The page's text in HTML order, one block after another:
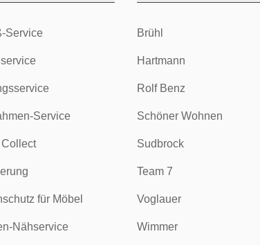
Service
Service
für Möbel
Nähservice
Brühl
Hartmann
Rolf Benz
Schöner Wohnen
Sudbrock
Team 7
Voglauer
Wimmer